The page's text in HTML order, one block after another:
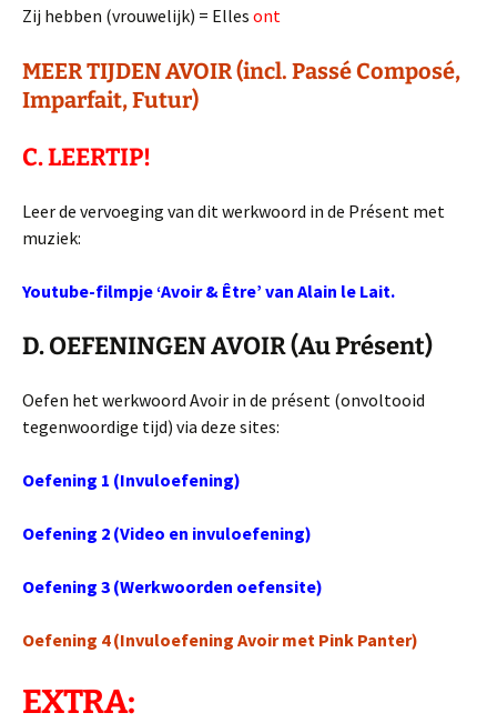
Zij hebben (vrouwelijk) = Elles ont
MEER TIJDEN AVOIR (incl. Passé Composé,
Imparfait, Futur)
C. LEERTIP!
Leer de vervoeging van dit werkwoord in de Présent met
muziek:
Youtube-filmpje ‘Avoir & Être’ van Alain le Lait.
D. OEFENINGEN AVOIR (Au Présent)
Oefen het werkwoord Avoir in de présent (onvoltooid
tegenwoordige tijd) via deze sites:
Oefening 1 (Invuloefening)
Oefening 2 (Video en invuloefening)
Oefening 3 (Werkwoorden oefensite)
Oefening 4 (Invuloefening Avoir met Pink Panter)
EXTRA: